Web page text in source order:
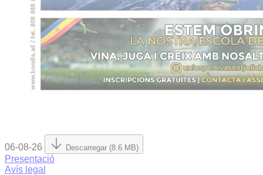
06-08-26 Descarregar (8.6 MB)
Presentació
Avís legal